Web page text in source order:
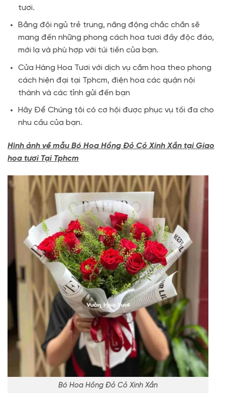
tươi.
Bằng đội ngủ trẻ trung, năng động chắc chắn sẽ
mang đến những phong cách hoa tươi đầy độc đáo,
mới lạ và phù hợp với túi tiền của bạn.
Cửa Hàng Hoa Tươi với dịch vụ cắm hoa theo phong
cách hiện đại tại Tphcm, điện hoa các quận nội
thành và các tỉnh gửi đến bạn
Hãy Để Chúng tôi có cơ hội được phục vụ tối đa cho
nhu cầu của bạn.
Hình ảnh về mẫu Bó Hoa Hồng Đỏ Cỏ Xinh Xắn tại Giao
hoa tươi Tại Tphcm
Bó Hoa Hồng Đỏ Cỏ Xinh Xắn